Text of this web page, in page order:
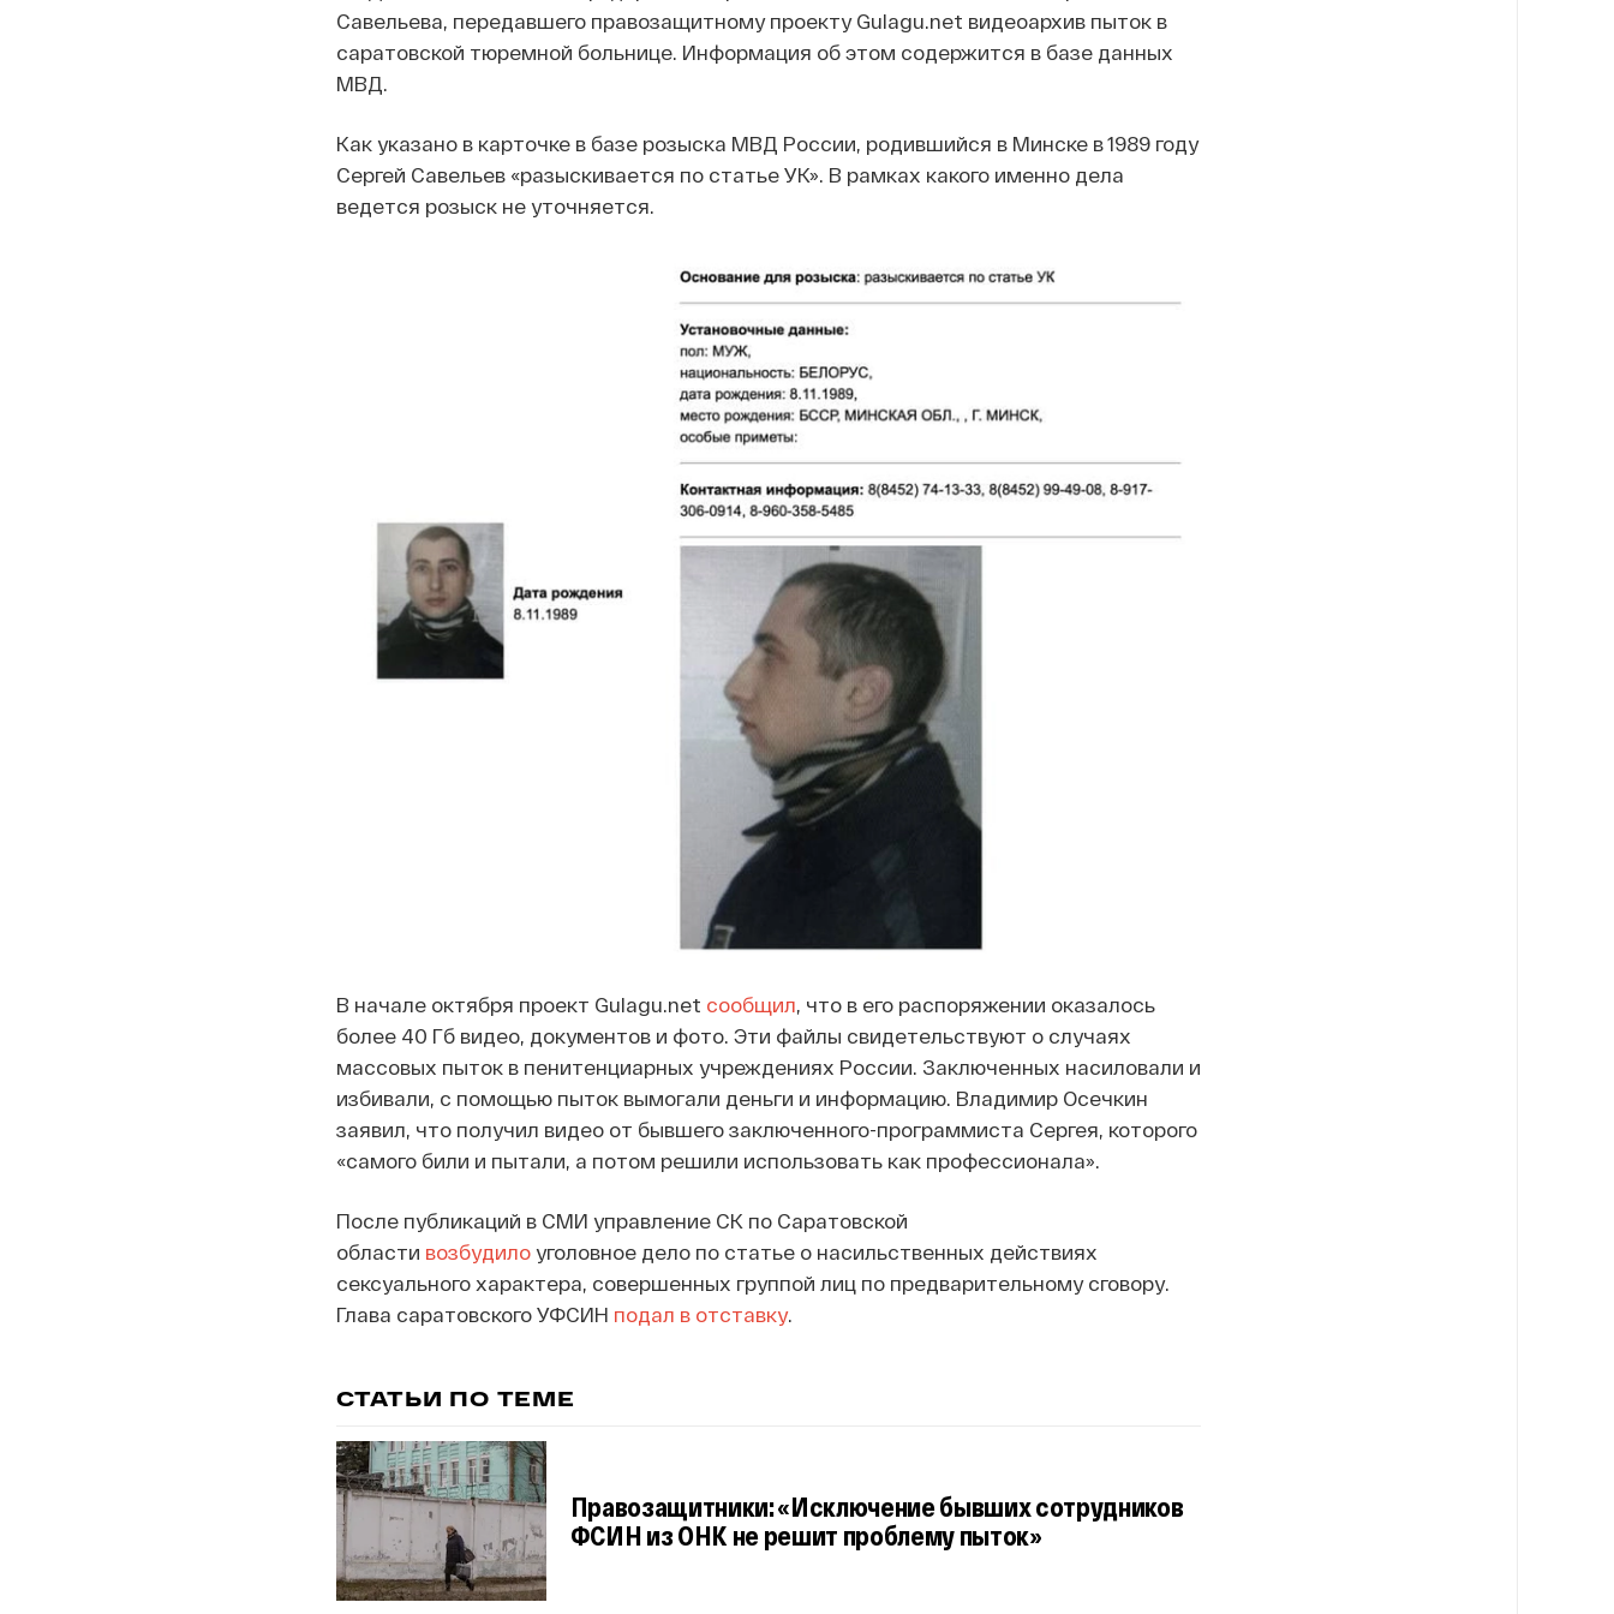
Савельева, передавшего правозащитному проекту Gulagu.net видеоархив пыток в
саратовской тюремной больнице. Информация об этом содержится в базе данных
МВД.
Как указано в карточке в базе розыска МВД России, родившийся в Минске в 1989 году
Сергей Савельев «разыскивается по статье УК». В рамках какого именно дела
ведется розыск не уточняется.
В начале октября проект Gulagu.net сообщил , что в его распоряжении оказалось
более 40 Гб видео, документов и фото. Эти файлы свидетельствуют о случаях
массовых пыток в пенитенциарных учреждениях России. Заключенных насиловали и
избивали, с помощью пыток вымогали деньги и информацию. Владимир Осечкин
заявил, что получил видео от бывшего заключенного-программиста Сергея, которого
«самого били и пытали, а потом решили использовать как профессионала».
После публикаций в СМИ управление СК по Саратовской
области возбудилоуголовное дело по статье о насильственных действиях
сексуального характера, совершенных группой лиц по предварительному сговору.
Глава саратовского УФСИН подал в отставку.
СТАТЬИ ПО ТЕМЕ
Правозащитники: «Исключение бывших сотрудников
ФСИН из ОНК не решит проблему пыток»